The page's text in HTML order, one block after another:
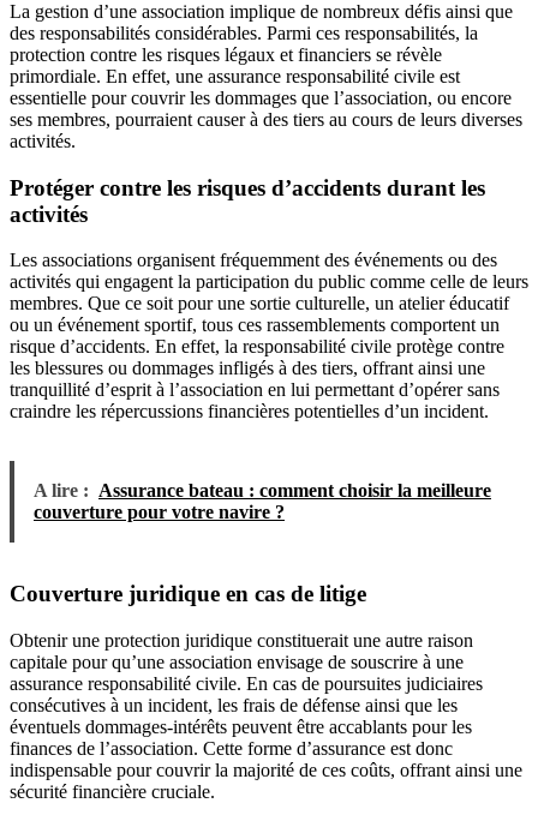
La gestion d’une association implique de nombreux défis ainsi que
des responsabilités considérables. Parmi ces responsabilités, la
protection contre les risques légaux et financiers se révèle
primordiale. En effet, une assurance responsabilité civile est
essentielle pour couvrir les dommages que l’association, ou encore
ses membres, pourraient causer à des tiers au cours de leurs diverses
activités.
Protéger contre les risques d’accidents durant les
activités
Les associations organisent fréquemment des événements ou des
activités qui engagent la participation du public comme celle de leurs
membres. Que ce soit pour une sortie culturelle, un atelier éducatif
ou un événement sportif, tous ces rassemblements comportent un
risque d’accidents. En effet, la responsabilité civile protège contre
les blessures ou dommages infligés à des tiers, offrant ainsi une
tranquillité d’esprit à l’association en lui permettant d’opérer sans
craindre les répercussions financières potentielles d’un incident.
A lire : Assurance bateau : comment choisir la meilleure
couverture pour votre navire ?
Couverture juridique en cas de litige
Obtenir une protection juridique constituerait une autre raison
capitale pour qu’une association envisage de souscrire à une
assurance responsabilité civile. En cas de poursuites judiciaires
consécutives à un incident, les frais de défense ainsi que les
éventuels dommages-intérêts peuvent être accablants pour les
finances de l’association. Cette forme d’assurance est donc
indispensable pour couvrir la majorité de ces coûts, offrant ainsi une
sécurité financière cruciale.